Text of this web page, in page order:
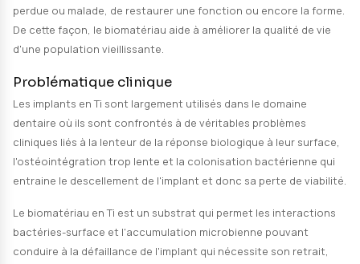
SECTEUR Santé
Description du projet
Surfaces Antibactériennes et
pour l'Environnement médical
Les biomatériaux sont utilisés pour la fabrication des
médicaux notamment ceux utilisés en chirurgie
(vis, plaques, …), vasculaire (stents,…) et